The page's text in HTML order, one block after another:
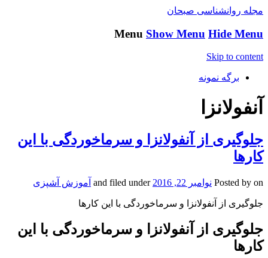
مجله روانشناسی صبحان
Menu Show Menu Hide Menu
Skip to content
برگه نمونه
آنفولانزا
جلوگیری از آنفولانزا و سرماخوردگی با این
کارها
Posted by on نوامبر 22, 2016 and filed under آموزش آشپزی
جلوگیری از آنفولانزا و سرماخوردگی با این کارها
جلوگیری از آنفولانزا و سرماخوردگی با این
کارها